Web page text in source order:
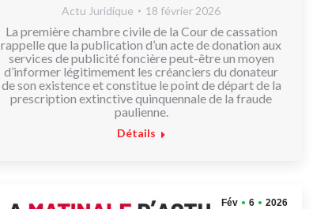
Actu Juridique 18 février 2026
La première chambre civile de la Cour de cassation
rappelle que la publication d’un acte de donation aux
services de publicité foncière peut-être un moyen
d’informer légitimement les créanciers du donateur
de son existence et constitue le point de départ de la
prescription extinctive quinquennale de la fraude
paulienne.
Détails
Fév 6 2026